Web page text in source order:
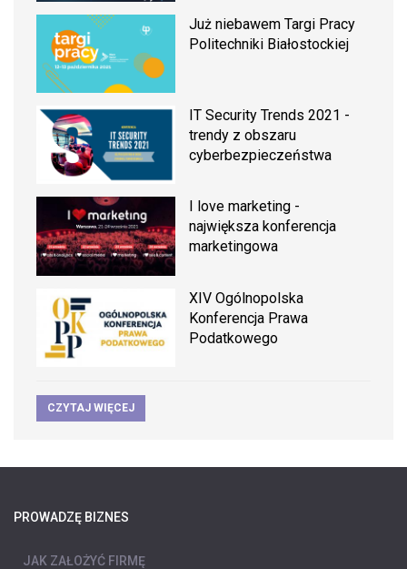
Już niebawem Targi Pracy
Politechniki Białostockiej
IT Security Trends 2021 -
trendy z obszaru
cyberbezpieczeństwa
I love marketing -
największa konferencja
marketingowa
XIV Ogólnopolska
Konferencja Prawa
Podatkowego
CZYTAJ WIĘCEJ
PROWADZĘ BIZNES
JAK ZAŁOŻYĆ FIRMĘ